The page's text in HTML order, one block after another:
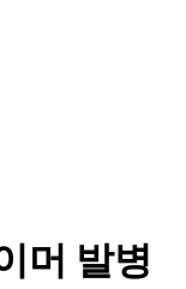
머 발병